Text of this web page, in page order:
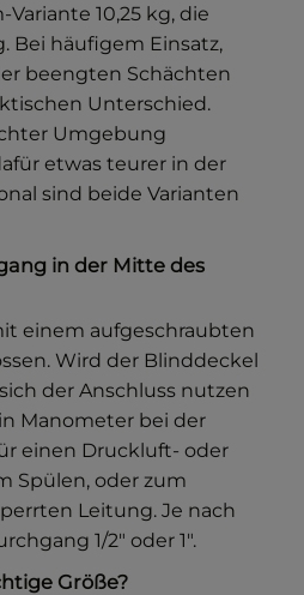
10,25 kg, die
Bei häufigem Einsatz,
beengten Schächten
Unterschied.
Umgebung
etwas teurer in der
sind beide Varianten
in der Mitte des
einem aufgeschraubten
Wird der Blinddeckel
der Anschluss nutzen
Manometer bei der
einen Druckluft- oder
Spülen, oder zum
Leitung. Je nach
1/2" oder 1".
Größe?